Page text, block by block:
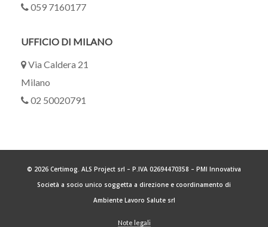
059 7160177
UFFICIO DI MILANO
Via Caldera 21
Milano
02 50020791
© 2026 Certimog. ALS Project srl – P.IVA 02694470358 – PMI Innovativa
Società a socio unico soggetta a direzione e coordinamento di
Ambiente Lavoro Salute srl
Note legali